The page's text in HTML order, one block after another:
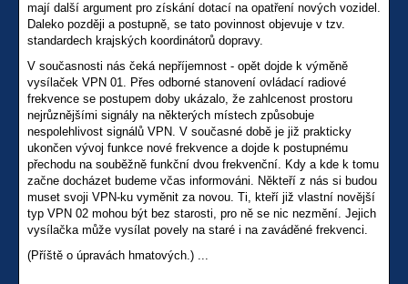
mají další argument pro získání dotací na opatření nových vozidel.
Daleko později a postupně, se tato povinnost objevuje v tzv.
standardech krajských koordinátorů dopravy.
V současnosti nás čeká nepříjemnost - opět dojde k výměně
vysílaček VPN 01. Přes odborné stanovení ovládací radiové
frekvence se postupem doby ukázalo, že zahlcenost prostoru
nejrůznějšími signály na některých místech způsobuje
nespolehlivost signálů VPN. V současné době je již prakticky
ukončen vývoj funkce nové frekvence a dojde k postupnému
přechodu na souběžně funkční dvou frekvenční. Kdy a kde k tomu
začne docházet budeme včas informováni. Někteří z nás si budou
muset svoji VPN-ku vyměnit za novou. Ti, kteří již vlastní novější
typ VPN 02 mohou být bez starosti, pro ně se nic nezmění. Jejich
vysílačka může vysílat povely na staré i na zaváděné frekvenci.
(Příště o úpravách hmatových.) ...